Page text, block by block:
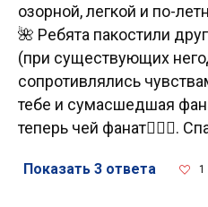
озорной, легкой и по-
🌺 Ребята пакостили
(при существующих
сопротивлялись
тебе и сумасшедшая
теперь чей фанат🤷🏻‍♀️.
Показать 3 ответа 1